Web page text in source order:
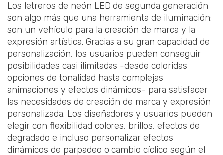
Los letreros de neón LED de segunda generación
son algo más que una herramienta de iluminación:
son un vehículo para la creación de marca y la
expresión artística. Gracias a su gran capacidad de
personalización, los usuarios pueden conseguir
posibilidades casi ilimitadas -desde coloridas
opciones de tonalidad hasta complejas
animaciones y efectos dinámicos- para satisfacer
las necesidades de creación de marca y expresión
personalizada. Los diseñadores y usuarios pueden
elegir con flexibilidad colores, brillos, efectos de
degradado e incluso personalizar efectos
dinámicos de parpadeo o cambio cíclico según el